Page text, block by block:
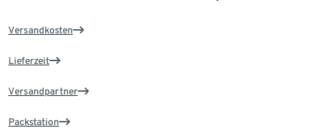
Versandkosten
Lieferzeit
Versandpartner
Packstation